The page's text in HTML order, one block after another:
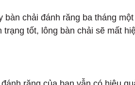
chải đánh răng ba tháng
tốt, lông bàn chải sẽ mất